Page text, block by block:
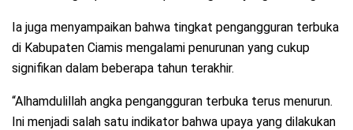
Ia juga menyampaikan bahwa tingkat pengangguran terbuka
di Kabupaten Ciamis mengalami penurunan yang cukup
signifikan dalam beberapa tahun terakhir.
“Alhamdulillah angka pengangguran terbuka terus menurun.
Ini menjadi salah satu indikator bahwa upaya yang dilakukan